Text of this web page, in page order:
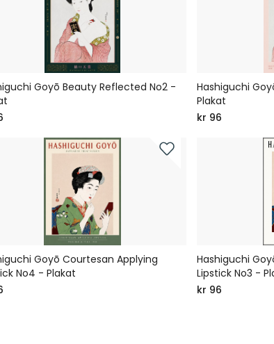
Goyō Beauty Reflected No2 -
Hashiguchi
Plakat
kr 96
Goyō Courtesan Applying
No4 - Plakat
Hashiguchi
Lipstick No3 -
kr 96